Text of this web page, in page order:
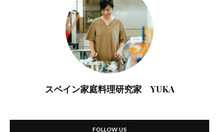
スペイン家庭料理研究家 YUKA
FOLLOW US